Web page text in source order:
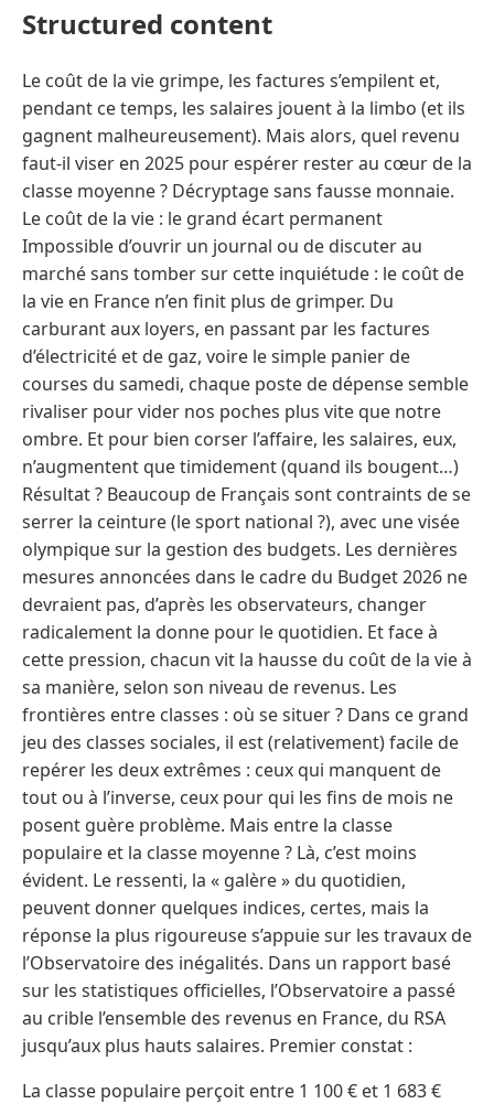
Structured content
Le coût de la vie grimpe, les factures s’empilent et,
pendant ce temps, les salaires jouent à la limbo (et ils
gagnent malheureusement). Mais alors, quel revenu
faut-il viser en 2025 pour espérer rester au cœur de la
classe moyenne ? Décryptage sans fausse monnaie.
Le coût de la vie : le grand écart permanent
Impossible d’ouvrir un journal ou de discuter au
marché sans tomber sur cette inquiétude : le coût de
la vie en France n’en finit plus de grimper. Du
carburant aux loyers, en passant par les factures
d’électricité et de gaz, voire le simple panier de
courses du samedi, chaque poste de dépense semble
rivaliser pour vider nos poches plus vite que notre
ombre. Et pour bien corser l’affaire, les salaires, eux,
n’augmentent que timidement (quand ils bougent…)
Résultat ? Beaucoup de Français sont contraints de se
serrer la ceinture (le sport national ?), avec une visée
olympique sur la gestion des budgets. Les dernières
mesures annoncées dans le cadre du Budget 2026 ne
devraient pas, d’après les observateurs, changer
radicalement la donne pour le quotidien. Et face à
cette pression, chacun vit la hausse du coût de la vie à
sa manière, selon son niveau de revenus. Les
frontières entre classes : où se situer ? Dans ce grand
jeu des classes sociales, il est (relativement) facile de
repérer les deux extrêmes : ceux qui manquent de
tout ou à l’inverse, ceux pour qui les fins de mois ne
posent guère problème. Mais entre la classe
populaire et la classe moyenne ? Là, c’est moins
évident. Le ressenti, la « galère » du quotidien,
peuvent donner quelques indices, certes, mais la
réponse la plus rigoureuse s’appuie sur les travaux de
l’Observatoire des inégalités. Dans un rapport basé
sur les statistiques officielles, l’Observatoire a passé
au crible l’ensemble des revenus en France, du RSA
jusqu’aux plus hauts salaires. Premier constat :
La classe populaire perçoit entre 1 100 € et 1 683 €